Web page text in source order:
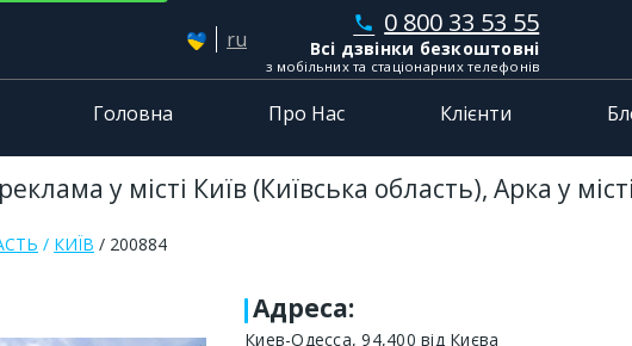
ru
phone 0 800 33 53 55
Всі дзвінки безкоштовні
з мобільних та стаціонарних телефонів
Головна Про Нас Клієнти
у місті Київ (Київська область), Арка у
КИЇВ 200884
Адреса:
Киев-Одесса, 94,400 від Києва